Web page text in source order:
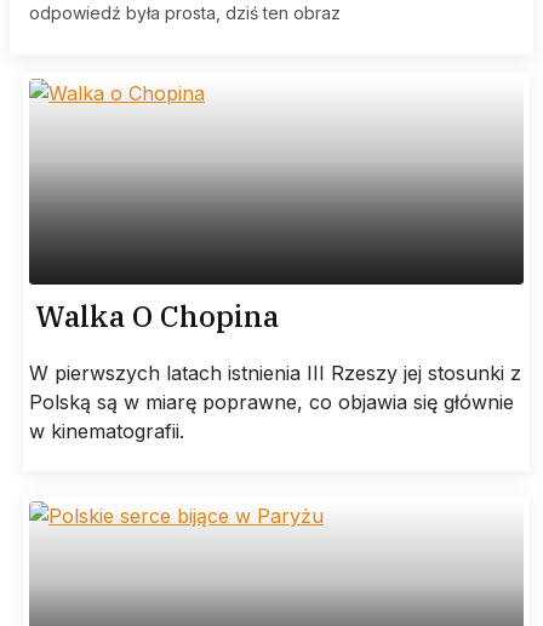
odpowiedź była prosta, dziś ten obraz
Walka O Chopina
W pierwszych latach istnienia III Rzeszy jej stosunki z
Polską są w miarę poprawne, co objawia się głównie
w kinematografii.